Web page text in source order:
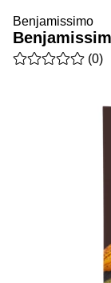
Benjamissimo
(0)